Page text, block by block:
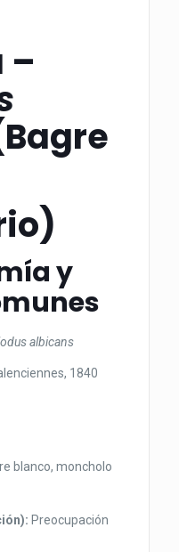
–
)
y
albicans
1840
blanco, moncholo
Preocupación